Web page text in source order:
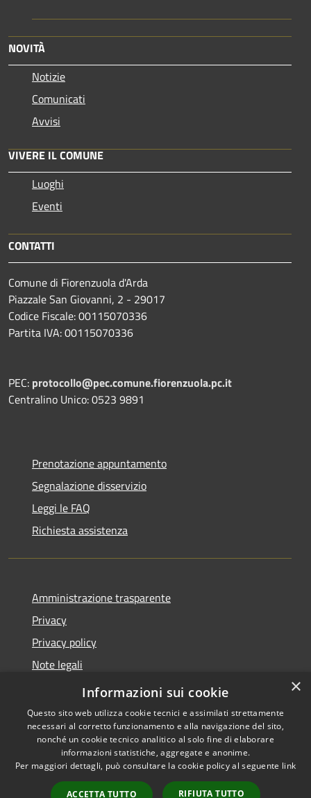
NOVITÀ
Notizie
Comunicati
Avvisi
VIVERE IL COMUNE
Luoghi
Eventi
CONTATTI
Comune di Fiorenzuola d'Arda
Piazzale San Giovanni, 2 - 29017
Codice Fiscale: 00115070336
Partita IVA: 00115070336
PEC: protocollo@pec.comune.fiorenzuola.pc.it
Centralino Unico: 0523 9891
Prenotazione appuntamento
Segnalazione disservizio
Leggi le FAQ
Richiesta assistenza
Amministrazione trasparente
Privacy
Privacy policy
Note legali
Dichiarazione di accessibilità
Accessibilità
Copyright © 2026 • Comune di
Fiorenzuola d'Arda • Powered
byMunicipium Accesso
×
Informazioni sui cookie
Questo sito web utilizza cookie tecnici e assimilati strettamente
necessari al corretto funzionamento e alla navigazione del sito,
nonché un cookie tecnico analitico al solo fine di elaborare
informazioni statistiche, aggregate e anonime.
Per maggiori dettagli, può consultare la cookie policy al seguente link
ACCETTA TUTTO RIFIUTA TUTTO